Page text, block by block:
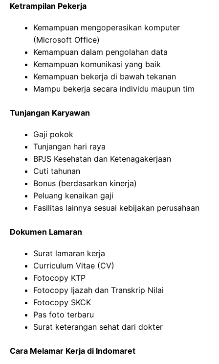
Ketrampilan Pekerja
Kemampuan mengoperasikan komputer
(Microsoft Office)
Kemampuan dalam pengolahan data
Kemampuan komunikasi yang baik
Kemampuan bekerja di bawah tekanan
Mampu bekerja secara individu maupun tim
Tunjangan Karyawan
Gaji pokok
Tunjangan hari raya
BPJS Kesehatan dan Ketenagakerjaan
Cuti tahunan
Bonus (berdasarkan kinerja)
Peluang kenaikan gaji
Fasilitas lainnya sesuai kebijakan perusahaan
Dokumen Lamaran
Surat lamaran kerja
Curriculum Vitae (CV)
Fotocopy KTP
Fotocopy Ijazah dan Transkrip Nilai
Fotocopy SKCK
Pas foto terbaru
Surat keterangan sehat dari dokter
Cara Melamar Kerja di Indomaret